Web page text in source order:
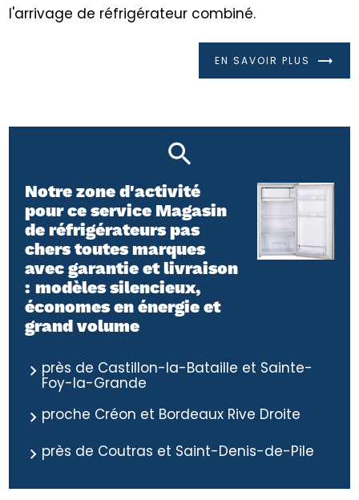
l'arrivage de réfrigérateur combiné.
EN SAVOIR PLUS
Notre zone d'activité
pour ce service Magasin
de réfrigérateurs pas
chers toutes marques
avec garantie et livraison
: modèles silencieux,
économes en énergie et
grand volume
près de Castillon-la-Bataille et Sainte-
Foy-la-Grande
proche Créon et Bordeaux Rive Droite
près de Coutras et Saint-Denis-de-Pile